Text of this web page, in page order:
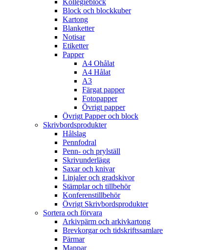
Kollegieblock
Block och blockkuber
Kartong
Blanketter
Notisar
Etiketter
Papper
A4 Ohålat
A4 Hålat
A3
Färgat papper
Fotopapper
Övrigt papper
Övrigt Papper och block
Skrivbordsprodukter
Hålslag
Pennfodral
Penn- och prylställ
Skrivunderlägg
Saxar och knivar
Linjaler och gradskivor
Stämplar och tillbehör
Konferenstillbehör
Övrigt Skrivbordsprodukter
Sortera och förvara
Arkivpärm och arkivkartong
Brevkorgar och tidskriftssamlare
Pärmar
Mappar